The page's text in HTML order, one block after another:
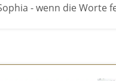
- wenn die Worte